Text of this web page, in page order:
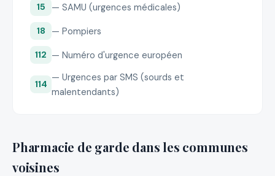
15 — SAMU (urgences médicales)
18 — Pompiers
112 — Numéro d'urgence européen
114
— Urgences par SMS (sourds et
malentendants)
Pharmacie de garde dans les communes
voisines